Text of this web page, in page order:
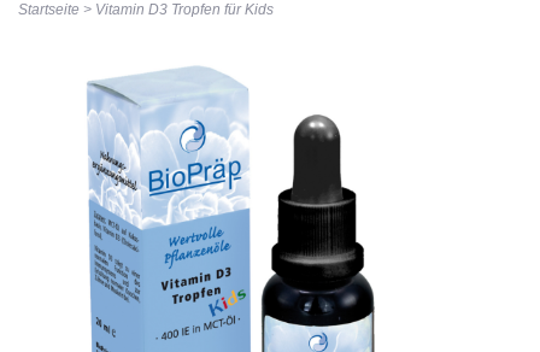
Startseite > Vitamin D3 Tropfen für Kids